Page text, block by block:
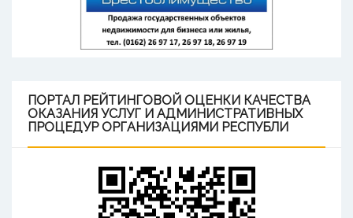
ПОРТАЛ РЕЙТИНГОВОЙ ОЦЕНКИ КАЧЕСТВА
ОКАЗАНИЯ УСЛУГ И АДМИНИСТРАТИВНЫХ
ПРОЦЕДУР ОРГАНИЗАЦИЯМИ РЕСПУБЛИ